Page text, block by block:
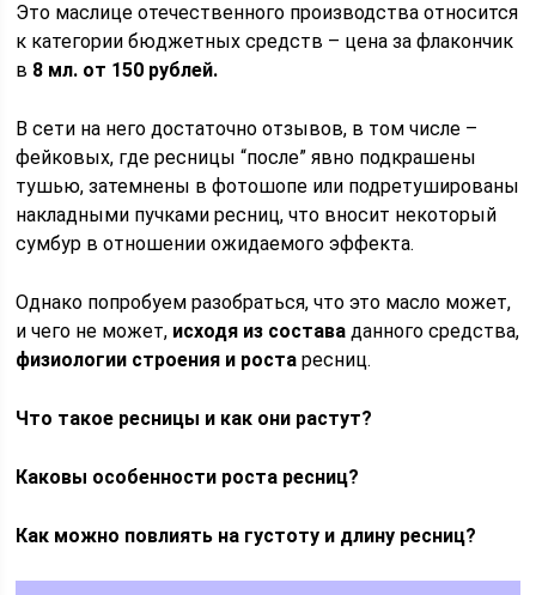
Это маслице отечественного производства относится
к категории бюджетных средств – цена за флакончик
в 8 мл. от 150 рублей.
В сети на него достаточно отзывов, в том числе –
фейковых, где ресницы “после” явно подкрашены
тушью, затемнены в фотошопе или подретушированы
накладными пучками ресниц, что вносит некоторый
сумбур в отношении ожидаемого эффекта.
Однако попробуем разобраться, что это масло может,
и чего не может, исходя из составаданного средства,
физиологии строения и роста ресниц.
Что такое ресницы и как они растут?
Каковы особенности роста ресниц?
Как можно повлиять на густоту и длину ресниц?